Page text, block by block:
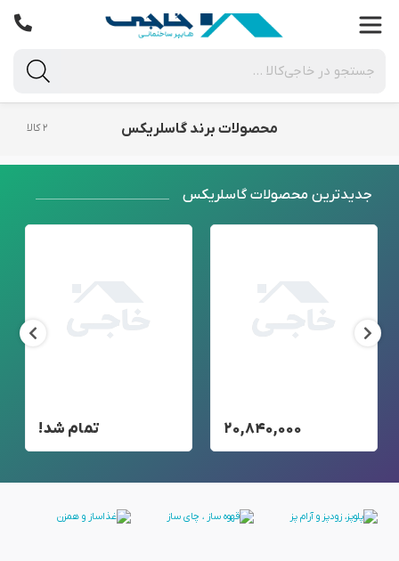
محصولات برند گاسلریکس ۲ کالا
جدید‌ترین محصولات گاسلریکس
۲۰,۸۴۰,۰۰۰ تمام شد!